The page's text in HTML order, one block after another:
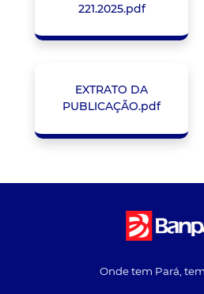
221.2025.pdf
EXTRATO DA
PUBLICAÇÃO.pdf
Onde tem Pará,